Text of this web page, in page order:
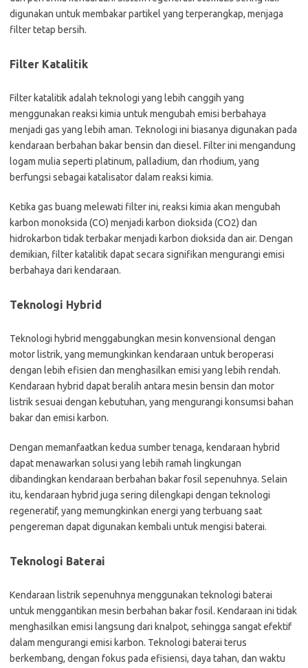
digunakan untuk membakar partikel yang terperangkap, menjaga
filter tetap bersih.
Filter Katalitik
Filter katalitik adalah teknologi yang lebih canggih yang
menggunakan reaksi kimia untuk mengubah emisi berbahaya
menjadi gas yang lebih aman. Teknologi ini biasanya digunakan pada
kendaraan berbahan bakar bensin dan diesel. Filter ini mengandung
logam mulia seperti platinum, palladium, dan rhodium, yang
berfungsi sebagai katalisator dalam reaksi kimia.
Ketika gas buang melewati filter ini, reaksi kimia akan mengubah
karbon monoksida (CO) menjadi karbon dioksida (CO2) dan
hidrokarbon tidak terbakar menjadi karbon dioksida dan air. Dengan
demikian, filter katalitik dapat secara signifikan mengurangi emisi
berbahaya dari kendaraan.
Teknologi Hybrid
Teknologi hybrid menggabungkan mesin konvensional dengan
motor listrik, yang memungkinkan kendaraan untuk beroperasi
dengan lebih efisien dan menghasilkan emisi yang lebih rendah.
Kendaraan hybrid dapat beralih antara mesin bensin dan motor
listrik sesuai dengan kebutuhan, yang mengurangi konsumsi bahan
bakar dan emisi karbon.
Dengan memanfaatkan kedua sumber tenaga, kendaraan hybrid
dapat menawarkan solusi yang lebih ramah lingkungan
dibandingkan kendaraan berbahan bakar fosil sepenuhnya. Selain
itu, kendaraan hybrid juga sering dilengkapi dengan teknologi
regeneratif, yang memungkinkan energi yang terbuang saat
pengereman dapat digunakan kembali untuk mengisi baterai.
Teknologi Baterai
Kendaraan listrik sepenuhnya menggunakan teknologi baterai
untuk menggantikan mesin berbahan bakar fosil. Kendaraan ini tidak
menghasilkan emisi langsung dari knalpot, sehingga sangat efektif
dalam mengurangi emisi karbon. Teknologi baterai terus
berkembang, dengan fokus pada efisiensi, daya tahan, dan waktu